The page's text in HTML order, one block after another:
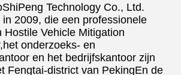
Technology Co., Ltd.
2009, die een professionele
Hostile Vehicle Mitigation
onderzoeks- en
en het bedrijfskantoor zijn
Fengtai-district van PekingEn de